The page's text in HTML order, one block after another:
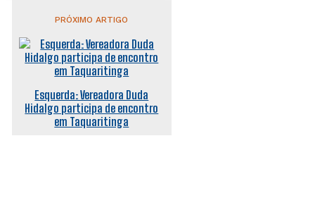
PRÓXIMO ARTIGO
Esquerda: Vereadora Duda
Hidalgo participa de encontro
em Taquaritinga